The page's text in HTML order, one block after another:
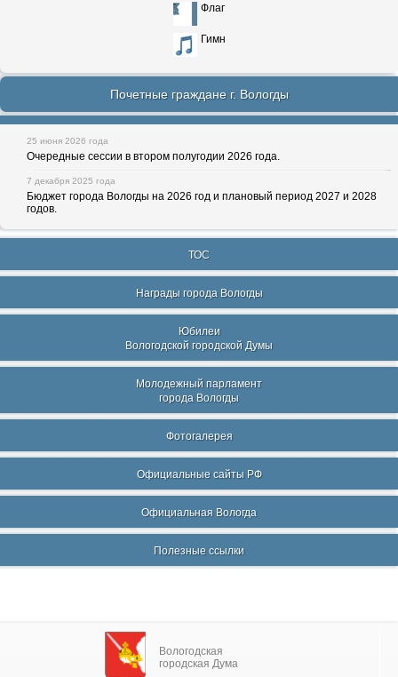
Флаг
Гимн
Почетные граждане г. Вологды
25 июня 2026 года
Очередные сессии в втором полугодии 2026 года.
7 декабря 2025 года
Бюджет города Вологды на 2026 год и плановый период 2027 и 2028
годов.
ТОС
Награды города Вологды
Юбилеи
Вологодской городской Думы
Молодежный парламент
города Вологды
Фотогалерея
Официальные сайты РФ
Официальная Вологда
Полезные ссылки
Вологодская
городская Дума